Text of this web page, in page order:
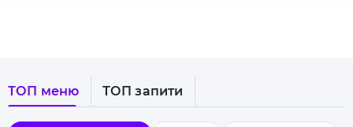
ТОП меню ТОП запити